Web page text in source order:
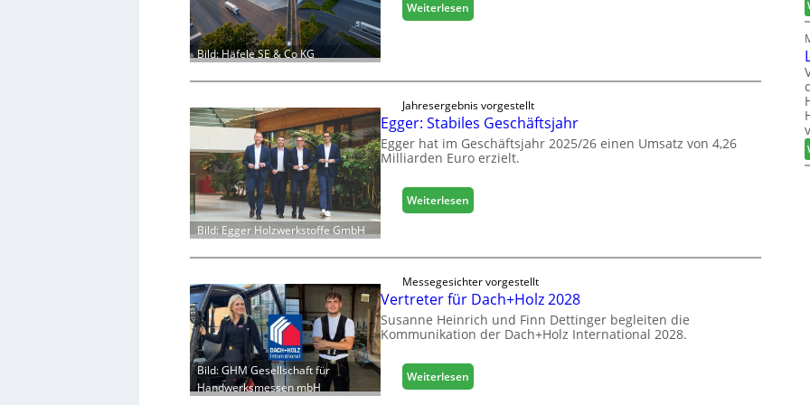
a
g
i
t
a
l
s
i
t
c
h
Bild: Häfele SE & Co KG
Weiterlesen:
H
e
e
r
ö
n
o
g
i
s
i
k
Bild: Egger Holzwerkstoffe GmbH
Jahresergebnis vorgestellt
Egger: Stabiles Geschäftsjahr
Egger hat im Geschäftsjahr 2025/26 einen Umsatz von 4,26
Milliarden Euro erzielt.
Weiterlesen:
E
r
S
t
b
i
Bild: GHM Gesellschaft für
Handwerksmessen mbH
Messegesichter vorgestellt
Vertreter für Dach+Holz 2028
Susanne Heinrich und Finn Dettinger begleiten die
Kommunikation der Dach+Holz International 2028.
Weiterlesen:
V